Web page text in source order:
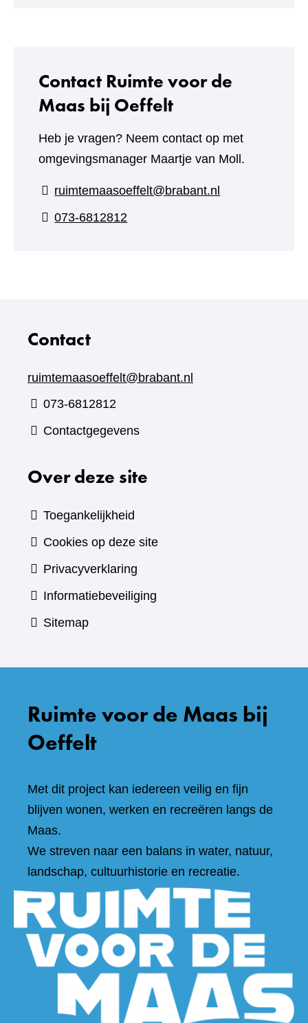
Contact Ruimte voor de
Maas bij Oeffelt
Heb je vragen? Neem contact op met
omgevingsmanager Maartje van Moll.
ruimtemaasoeffelt@brabant.nl
073-6812812
Contact
ruimtemaasoeffelt@brabant.nl
073-6812812
Contactgegevens
Over deze site
Toegankelijkheid
Cookies op deze site
Privacyverklaring
Informatiebeveiliging
Sitemap
Ruimte voor de Maas bij
Oeffelt
Met dit project kan iedereen veilig en fijn
blijven wonen, werken en recreëren langs de
Maas.
We streven naar een balans in water, natuur,
landschap, cultuurhistorie en recreatie.